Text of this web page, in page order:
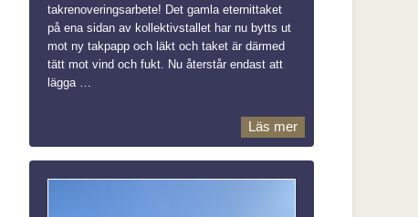
takrenoveringsarbete! Det gamla eternittaket
på ena sidan av kollektivstallet har nu bytts ut
mot ny takpapp och läkt och taket är därmed
tätt mot vind och fukt. Nu återstår endast att
lägga …
Läs mer